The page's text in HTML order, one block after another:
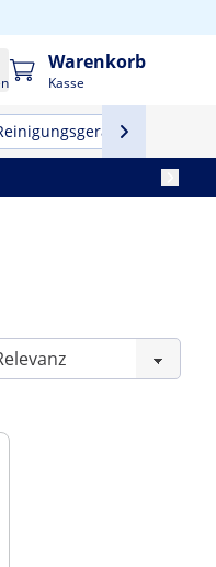
Warenkorb
Kasse